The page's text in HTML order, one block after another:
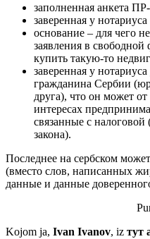
заполненная анкета
заверенная у
основание – для чего
заявления в свободной
купить такую-то
заверенная у нотариуса
гражданина Сербии
друга), что он может
интересах
связанные с
закона).
Последнее на сербском
(вместо слов, написанных
данные и данные
Kojom ja, Ivan Ivanov, iz тут